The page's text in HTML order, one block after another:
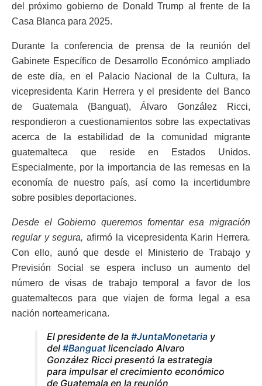
del próximo gobierno de Donald Trump al frente de la
Casa Blanca para 2025.
Durante la conferencia de prensa de la reunión del
Gabinete Específico de Desarrollo Económico ampliado
de este día, en el Palacio Nacional de la Cultura, la
vicepresidenta Karin Herrera y el presidente del Banco
de Guatemala (Banguat), Álvaro González Ricci,
respondieron a cuestionamientos sobre las expectativas
acerca de la estabilidad de la comunidad migrante
guatemalteca que reside en Estados Unidos.
Especialmente, por la importancia de las remesas en la
economía de nuestro país, así como la incertidumbre
sobre posibles deportaciones.
Desde el Gobierno queremos fomentar esa migración
regular y segura,afirmó la vicepresidenta Karin Herrera.
Con ello, aunó que desde el Ministerio de Trabajo y
Previsión Social se espera incluso un aumento del
número de visas de trabajo temporal a favor de los
guatemaltecos para que viajen de forma legal a esa
nación norteamericana.
El presidente de la #JuntaMonetaria y
del #Banguat licenciado Alvaro
González Ricci presentó la estrategia
para impulsar el crecimiento económico
de Guatemala en la reunión